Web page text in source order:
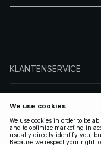
KLANTENSERVICE
VOLG ONS